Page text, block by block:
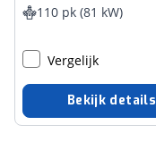
110 pk (81 kW)
Vergelijk
Bekijk details